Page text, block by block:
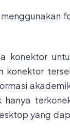
konektor
konektor
yang